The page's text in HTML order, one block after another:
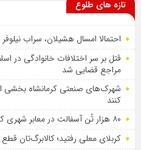
تازه های طلوع
احتمالا امسال هشیلان، سراب
قتل بر سر اختلافات خانوادگی در
مراجع قضایی شد
شهرک‌های صنعتی کرمانشاه بخشی
کنند
۸۰ هزار تُن آسفالت در معابر شهری کرمانشاه اجرا شد
کربلای معلی رفتید؛ کالابرگ‌تان